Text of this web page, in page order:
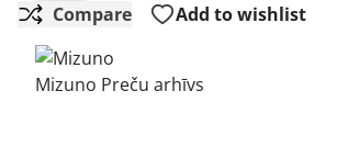
Compare
Add to wishlist
Mizuno Preču arhīvs